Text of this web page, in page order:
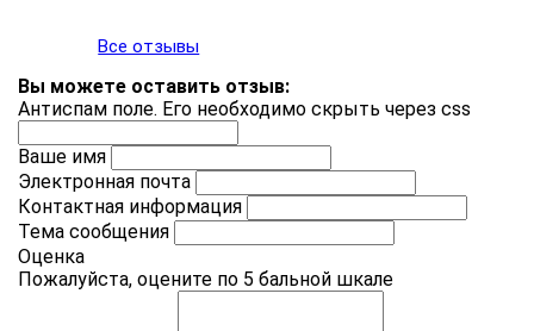
Все отзывы
Вы можете оставить отзыв:
Антиспам поле. Его необходимо скрыть через css
Ваше имя
Электронная почта
Контактная информация
Тема сообщения
Оценка
Пожалуйста, оцените по 5 бальной шкале